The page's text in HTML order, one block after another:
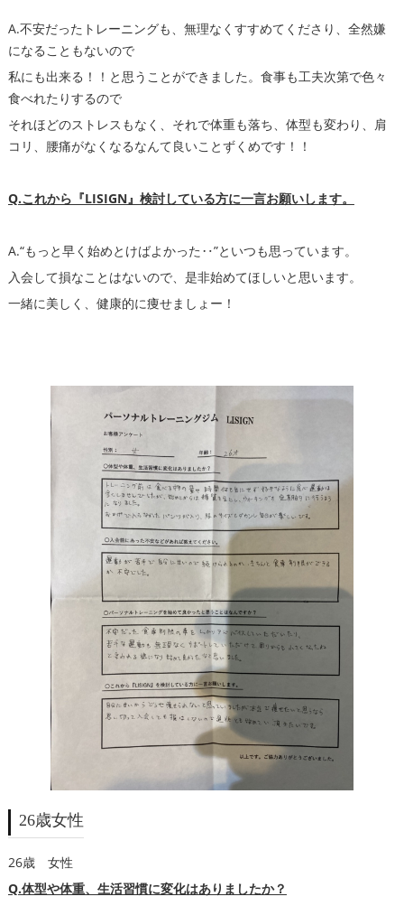
A.不安だったトレーニングも、無理なくすすめてくださり、全然嫌
になることもないので
私にも出来る！！と思うことができました。食事も工夫次第で色々
食べれたりするので
それほどのストレスもなく、それで体重も落ち、体型も変わり、肩
コリ、腰痛がなくなるなんて良いことずくめです！！
Q.これから『LISIGN』検討している方に一言お願いします。
A.“もっと早く始めとけばよかった‥”といつも思っています。
入会して損なことはないので、是非始めてほしいと思います。
一緒に美しく、健康的に痩せましょー！
26歳女性
26歳 女性
Q.体型や体重、生活習慣に変化はありましたか？